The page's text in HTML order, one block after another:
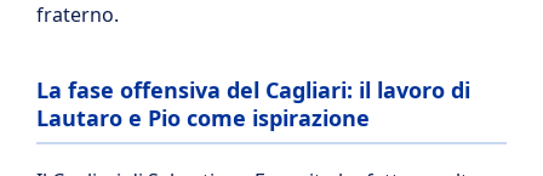
fraterno.
La fase offensiva del Cagliari: il lavoro di
Lautaro e Pio come ispirazione